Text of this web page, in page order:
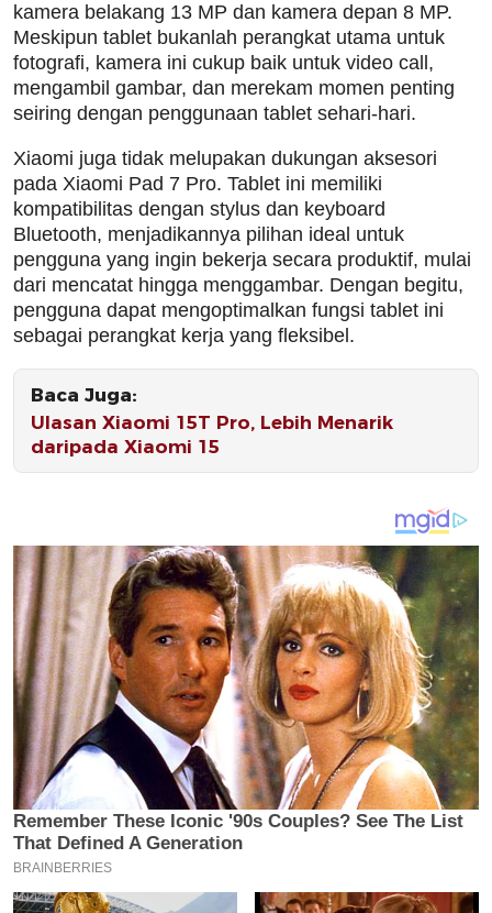
kamera belakang 13 MP dan kamera depan 8 MP.
Meskipun tablet bukanlah perangkat utama untuk
fotografi, kamera ini cukup baik untuk video call,
mengambil gambar, dan merekam momen penting
seiring dengan penggunaan tablet sehari-hari.
Xiaomi juga tidak melupakan dukungan aksesori
pada Xiaomi Pad 7 Pro. Tablet ini memiliki
kompatibilitas dengan stylus dan keyboard
Bluetooth, menjadikannya pilihan ideal untuk
pengguna yang ingin bekerja secara produktif, mulai
dari mencatat hingga menggambar. Dengan begitu,
pengguna dapat mengoptimalkan fungsi tablet ini
sebagai perangkat kerja yang fleksibel.
Baca Juga:
Ulasan Xiaomi 15T Pro, Lebih Menarik
daripada Xiaomi 15